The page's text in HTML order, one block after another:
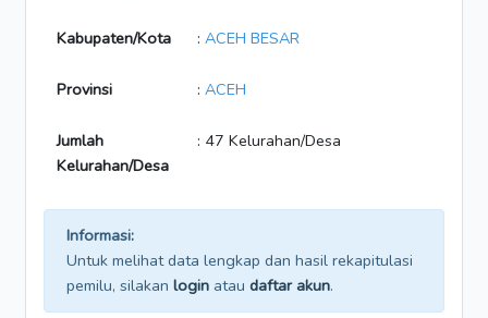
Kabupaten/Kota : ACEH BESAR
Provinsi : ACEH
Jumlah
Kelurahan/Desa
: 47 Kelurahan/Desa
Informasi:
Untuk melihat data lengkap dan hasil rekapitulasi
pemilu, silakan login atau daftar akun.